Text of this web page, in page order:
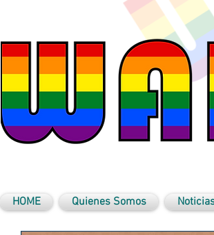
HOME Quienes Somos